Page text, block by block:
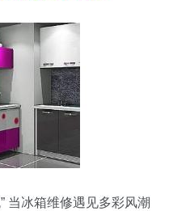
当冰箱维修遇见多彩风潮